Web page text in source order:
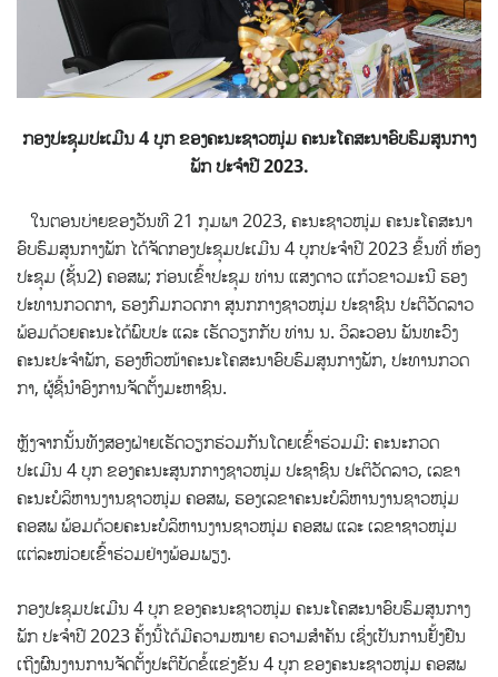
ກອງປະຊຸມປະເມີນ4ບຸກ ຂອງຄະນະຊາວໜຸ່ມ ຄະນະໂຄສະນາອົບຮົມສູນກາງ
ພັກ ປະຈໍາປີ2023.
ໃນຕອນບ່າຍຂອງວັນທີ 21 ກຸມພາ 2023, ຄະນະຊາວໜຸ່ມ ຄະນະໂຄສະນາ
ອົບຮົມສູນກາງພັກ ໄດ້ຈັດກອງປະຊຸມປະເມີນ 4 ບຸກປະຈໍາປີ 2023ຂຶ້ນທີ່ ຫ້ອງ
ປະຊຸມ (ຊັ້ນ2) ຄອສພ; ກ່ອນເຂົ້າປະຊຸມ ທ່ານ ແສງດາວ ແກ້ວຂາວມະນີ ຮອງ
ປະທານກວດກາ, ຮອງກົມກວດກາ ສູນກກາງຊາວໜຸ່ມ ປະຊາຊົນ ປະຕິວັດລາວ
ພ້ອມດ້ວຍຄະນະໄດ້ພົບປະ ແລະ ເຮັດວຽກກັບ ທ່ານ ນ. ວິລະວອນ ພັນທະວົງ
ຄະນະປະຈຳພັກ, ຮອງຫົວໜ້າຄະນະໂຄສະນາອົບຮົມສູນກາງພັກ, ປະທານກວດ
ກາ, ຜູ້ຊີ້ນຳອົງການຈັດຕັ້ງມະຫາຊົນ.
ຫຼັງຈາກນັ້ນທັງສອງຝ່າຍເຮັດວຽກຮ່ວມກັນໂດຍເຂົ້າຮ່ວມມີ: ຄະນະກວດ
ປະເມີນ 4 ບຸກ ຂອງຄະນະສູນກກາງຊາວໜຸ່ມ ປະຊາຊົນ ປະຕິວັດລາວ, ເລຂາ
ຄະນະບໍລິຫານງານຊາວໜຸ່ມ ຄອສພ, ຮອງເລຂາຄະນະບໍລິຫານງານຊາວໜຸ່ມ
ຄອສພ ພ້ອມດ້ວຍຄະນະບໍລິຫານງານຊາວໜຸ່ມ ຄອສພ ແລະ ເລຂາຊາວໜຸ່ມ
ແຕ່ລະໜ່ວຍເຂົ້າຮ່ວມຢ່າງພ້ອມພຽງ.
ກອງປະຊຸມປະເມີນ 4 ບຸກ ຂອງຄະນະຊາວໜຸ່ມ ຄະນະໂຄສະນາອົບຮົມສູນກາງ
ພັກ ປະຈໍາປີ 2023 ຄັ້ງນີ້ໄດ້ມີຄວາມໝາຍ ຄວາມສໍາຄັນ ເຊິ່ງເປັນການຢັ້ງຢືນ
ເຖີງຜົນງານການຈັດຕັ້ງປະຕິບັດຂໍ້ແຂ່ງຂັນ 4 ບຸກ ຂອງຄະນະຊາວໜຸ່ມ ຄອສພ